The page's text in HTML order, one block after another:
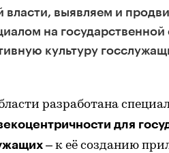
власти, выявляем и
на
культуру
разработана
для
– к её созданию